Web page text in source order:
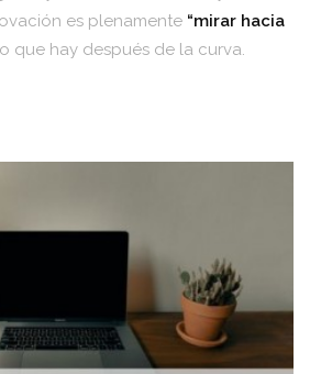
es plenamente “mirar hacia
que hay después de la curva.